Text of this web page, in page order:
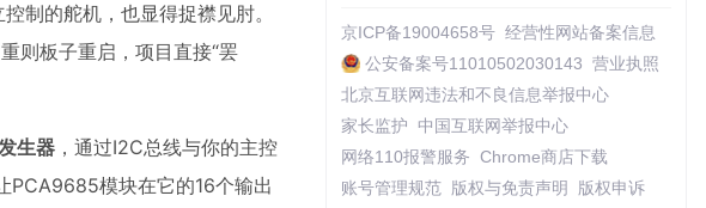
制的舵机，也显得捉襟见肘。
则板子重启，项目直接“罢
生器 ，通过I2C总线与你的主控
PCA9685模块在它的16个输出
京ICP备19004658号 经营性网站备案信息
公安备案号11010502030143 营业执照
北京互联网违法和不良信息举报中心
家长监护
中国互联网举报中心
网络110报警服务 Chrome商店下载
账号管理规范
版权与免责声明
版权申诉